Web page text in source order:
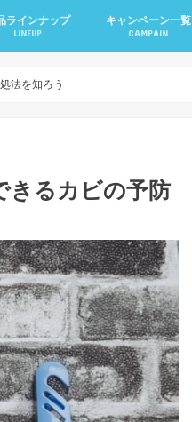
ラインナップ
LINEUP
キャンペーン一覧
CAMPAIN
法を知ろう
きるカビの予防